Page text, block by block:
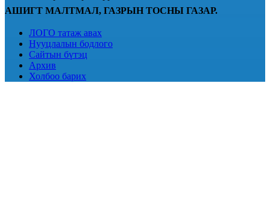
АШИГТ МАЛТМАЛ, ГАЗРЫН ТОСНЫ ГАЗАР.
ЛОГО татаж авах
Нууцлалын бодлого
Сайтын бүтэц
Архив
Холбоо барих